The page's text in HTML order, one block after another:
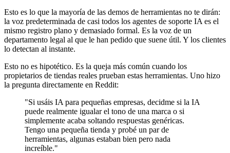
Esto es lo que la mayoría de las demos de herramientas no te dirán:
la voz predeterminada de casi todos los agentes de soporte IA es el
mismo registro plano y demasiado formal. Es la voz de un
departamento legal al que le han pedido que suene útil. Y los clientes
lo detectan al instante.
Esto no es hipotético. Es la queja más común cuando los
propietarios de tiendas reales prueban estas herramientas. Uno hizo
la pregunta directamente en Reddit:
"Si usáis IA para pequeñas empresas, decidme si la IA
puede realmente igualar el tono de una marca o si
simplemente acaba soltando respuestas genéricas.
Tengo una pequeña tienda y probé un par de
herramientas, algunas estaban bien pero nada
increíble."